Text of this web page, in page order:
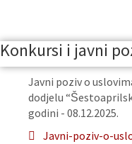
Konkursi i javni
Javni poziv o
dodjelu
godini - 08.12.2025.
Javni-poziv-o-